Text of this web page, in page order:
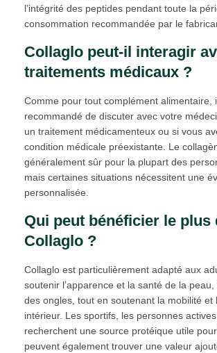
l’intégrité des peptides pendant toute la
consommation recommandée par le
Collaglo peut-il interagir
traitements médicaux ?
Comme pour tout complément alimentaire,
recommandé de discuter avec votre
un traitement médicamenteux ou si vous
condition médicale préexistante. Le
généralement sûr pour la plupart des
mais certaines situations nécessitent une
personnalisée.
Qui peut bénéficier le plus
Collaglo ?
Collaglo est particulièrement adapté aux
soutenir l’apparence et la santé de la
des ongles, tout en soutenant la mobilité et
intérieur. Les sportifs, les personnes
recherchent une source protéique utile
peuvent également trouver une valeur